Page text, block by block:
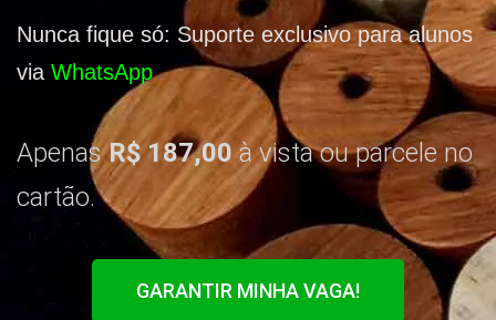
Nunca fique só: Suporte exclusivo para alunos
via WhatsApp
ApenasR$ 187,00à vista ou parcele no
cartão.
GARANTIR MINHA VAGA!